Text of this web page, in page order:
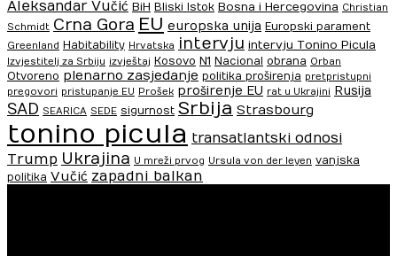
Aleksandar Vučić BiH Bliski Istok Bosna i Hercegovina Christian
Schmidt Crna Gora EU europska unija Europski parament
Greenland Habitability Hrvatska intervju intervju Tonino Picula
Izvjestitelj za Srbiju izvještaj Kosovo N1 Nacional obrana Orban
Otvoreno plenarno zasjedanje politika proširenja pretpristupni
pregovori pristupanje EU Prošek proširenje EU rat u Ukrajini Rusija
SAD SEARICA SEDE sigurnost Srbija Strasbourg
tonino picula transatlantski odnosi
Trump Ukrajina U mreži prvog Ursula von der leyen vanjska
politika Vučić zapadni balkan